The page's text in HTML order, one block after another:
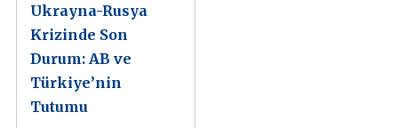
Ukrayna-Rusya
Krizinde Son
Durum: AB ve
Türkiye’nin
Tutumu